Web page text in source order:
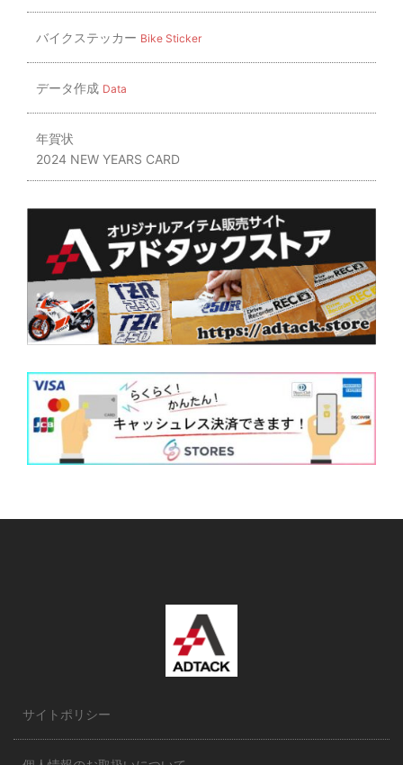
バイクステッカー Bike Sticker
データ作成 Data
年賀状
2024 NEW YEARS CARD
サイトポリシー